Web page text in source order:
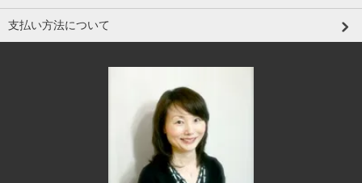
支払い方法について